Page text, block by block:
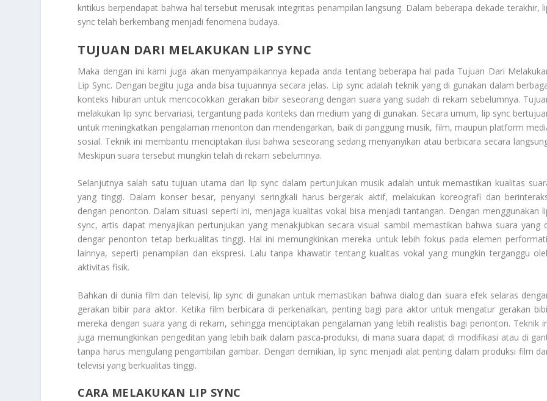
kritikus berpendapat bahwa hal tersebut merusak integritas penampilan langsung. Dalam beberapa dekade terakhir,
sync telah berkembang menjadi fenomena budaya.
TUJUAN DARI MELAKUKAN LIP SYNC
Maka dengan ini kami juga akan menyampaikannya kepada anda tentang beberapa hal pada Tujuan Dari
Lip Sync. Dengan begitu juga anda bisa tujuannya secara jelas. Lip sync adalah teknik yang di gunakan dalam
konteks hiburan untuk mencocokkan gerakan bibir seseorang dengan suara yang sudah di rekam sebelumnya.
melakukan lip sync bervariasi, tergantung pada konteks dan medium yang di gunakan. Secara umum, lip sync
untuk meningkatkan pengalaman menonton dan mendengarkan, baik di panggung musik, film, maupun platform
sosial. Teknik ini membantu menciptakan ilusi bahwa seseorang sedang menyanyikan atau berbicara secara
Meskipun suara tersebut mungkin telah di rekam sebelumnya.
Selanjutnya salah satu tujuan utama dari lip sync dalam pertunjukan musik adalah untuk memastikan kualitas
yang tinggi. Dalam konser besar, penyanyi seringkali harus bergerak aktif, melakukan koreografi dan
dengan penonton. Dalam situasi seperti ini, menjaga kualitas vokal bisa menjadi tantangan. Dengan menggunakan
sync, artis dapat menyajikan pertunjukan yang menakjubkan secara visual sambil memastikan bahwa suara yang
dengar penonton tetap berkualitas tinggi. Hal ini memungkinkan mereka untuk lebih fokus pada elemen
lainnya, seperti penampilan dan ekspresi. Lalu tanpa khawatir tentang kualitas vokal yang mungkin terganggu
aktivitas fisik.
Bahkan di dunia film dan televisi, lip sync di gunakan untuk memastikan bahwa dialog dan suara efek selaras
gerakan bibir para aktor. Ketika film berbicara di perkenalkan, penting bagi para aktor untuk mengatur gerakan
mereka dengan suara yang di rekam, sehingga menciptakan pengalaman yang lebih realistis bagi penonton. Teknik
juga memungkinkan pengeditan yang lebih baik dalam pasca-produksi, di mana suara dapat di modifikasi atau di
tanpa harus mengulang pengambilan gambar. Dengan demikian, lip sync menjadi alat penting dalam produksi film
televisi yang berkualitas tinggi.
CARA MELAKUKAN LIP SYNC